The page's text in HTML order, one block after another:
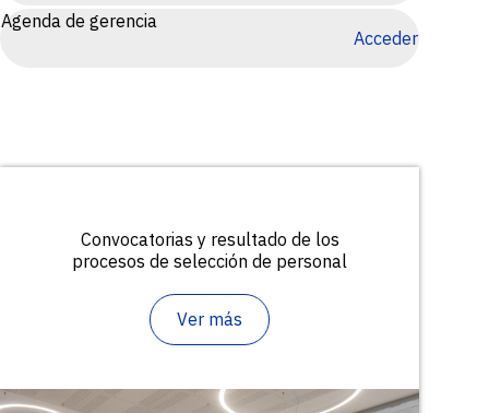
Agenda de gerencia
Acceder
Convocatorias y resultado de los
procesos de selección de personal
Ver más